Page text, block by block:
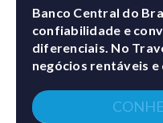
Banco Central do
confiabilidade e
diferenciais. No
negócios rentáveis e